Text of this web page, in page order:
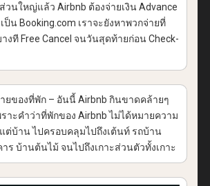
วนใหญ่แล้ว Airbnb ต้องจ่ายเงิน Advance
ป็น Booking.com เราจะยังหาพวกจ่ายที่
งที Free Cancel จนวันสุดท้ายก่อน Check-
ยของที่พัก – อันนี้ Airbnb กินขาดคล้ายๆ
ราะคำว่าที่พักของ Airbnb ไม่ได้หมายความ
ต่บ้าน ไปครอบคลุมไปถึงเต้นท์ รถบ้าน
ร บ้านต้นไม้ จนไปถึงเกาะส่วนตัวทั้งเกาะ